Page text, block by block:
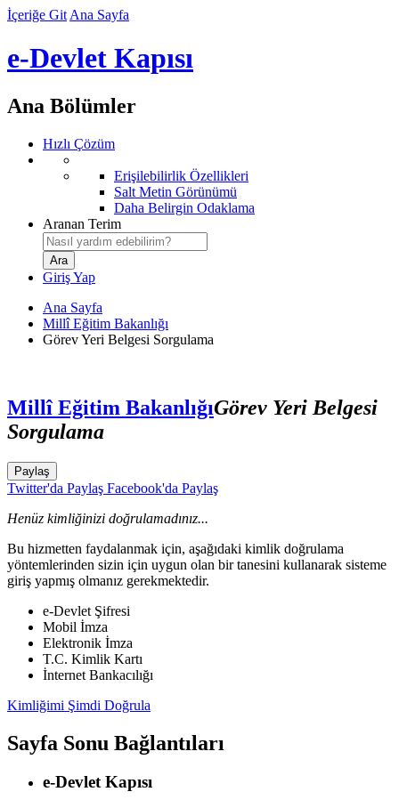
İçeriğe Git Ana Sayfa
e-Devlet Kapısı
Ana Bölümler
Hızlı Çözüm
Erişilebilirlik Özellikleri
Salt Metin Görünümü
Daha Belirgin Odaklama
Aranan Terim
Giriş Yap
Ana Sayfa
Millî Eğitim Bakanlığı
Görev Yeri Belgesi Sorgulama
Millî Eğitim BakanlığıGörev Yeri Belgesi
Sorgulama
Paylaş
Twitter'da Paylaş Facebook'da Paylaş
Henüz kimliğinizi doğrulamadınız...
Bu hizmetten faydalanmak için, aşağıdaki kimlik doğrulama
yöntemlerinden sizin için uygun olan bir tanesini kullanarak sisteme
giriş yapmış olmanız gerekmektedir.
e-Devlet Şifresi
Mobil İmza
Elektronik İmza
T.C. Kimlik Kartı
İnternet Bankacılığı
Kimliğimi Şimdi Doğrula
Sayfa Sonu Bağlantıları
e-Devlet Kapısı